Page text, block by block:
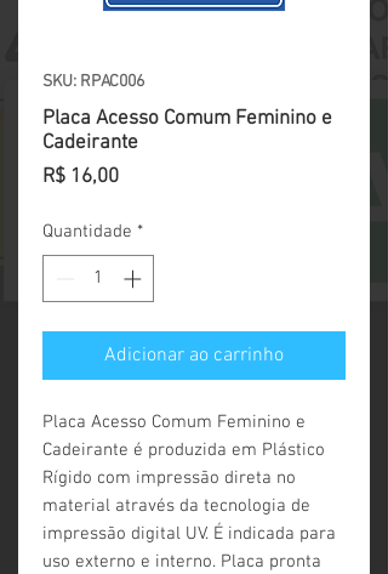
SKU: RPAC006
Placa Acesso Comum Feminino e
Cadeirante
R$ 16,00Preço
Quantidade *
Adicionar ao carrinho
Placa Acesso Comum Feminino e
Cadeirante é produzida em Plástico
Rígido com impressão direta no
material através da tecnologia de
impressão digital UV. É indicada para
uso externo e interno. Placa pronta